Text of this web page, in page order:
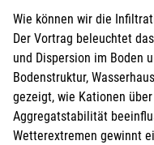
Wie können wir die
Der Vortrag beleuchtet
und Dispersion im Boden
Bodenstruktur,
gezeigt, wie Kationen
Aggregatstabilität
Wetterextremen gewinnt